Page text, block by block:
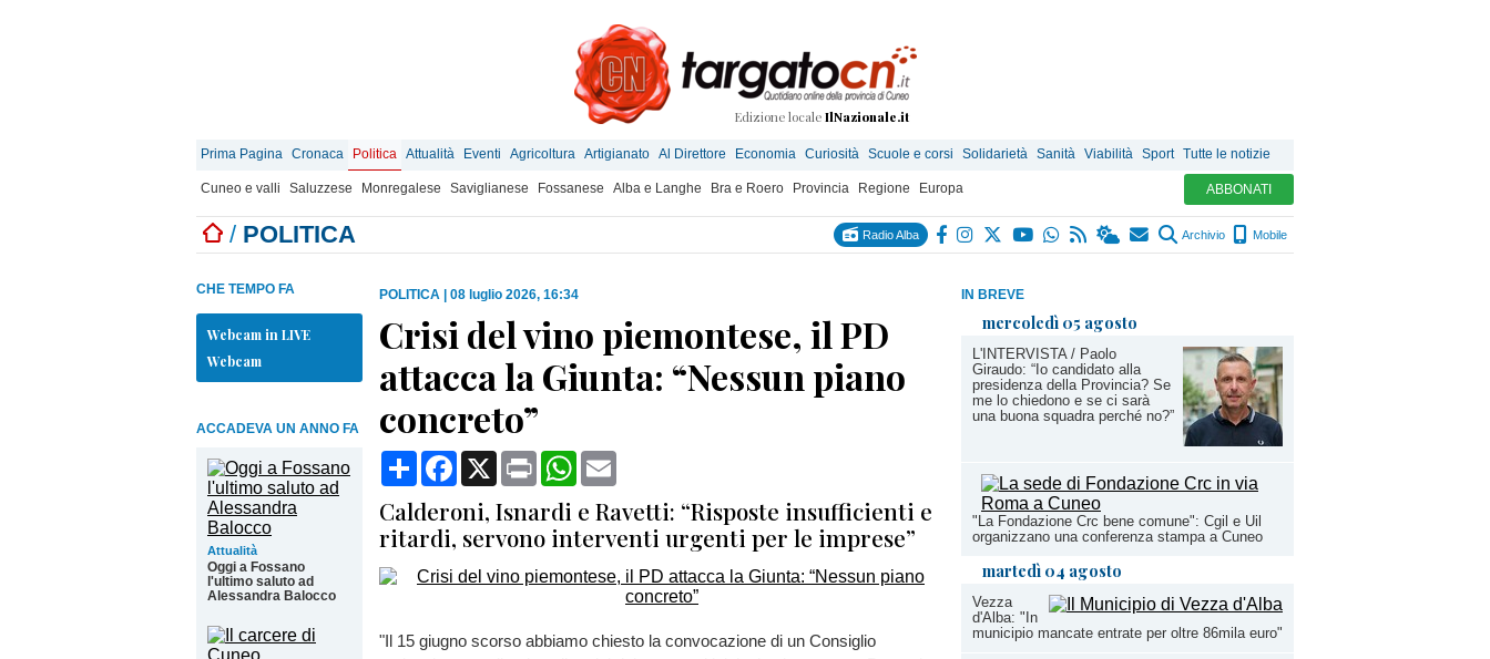
Edizione locale IlNazionale.it
Prima Pagina Cronaca Politica Attualità Eventi Agricoltura Artigianato Al Direttore Economia Curiosità Scuole e corsi Solidarietà Sanità Viabilità Sport Tutte le notizie
Cuneo e valli Saluzzese Monregalese Saviglianese Fossanese Alba e Langhe Bra e Roero Provincia Regione Europa ABBONATI
/ POLITICA Radio Alba Archivio Mobile
IN BREVE
mercoledì 05 agosto
L'INTERVISTA / Paolo
Giraudo: “Io candidato alla
presidenza della Provincia? Se
me lo chiedono e se ci sarà
una buona squadra perché no?”
"La Fondazione Crc bene comune": Cgil e Uil
organizzano una conferenza stampa a Cuneo
martedì 04 agosto
Vezza
d'Alba: "In
municipio mancate entrate per oltre 86mila euro"
CHE TEMPO FA
Webcam in LIVE
Webcam
ACCADEVA UN ANNO FA
Attualità
Oggi a Fossano
l'ultimo saluto ad
Alessandra Balocco
POLITICA 08 luglio 2026, 16:34
Crisi del vino piemontese, il PD
attacca la Giunta: “Nessun piano
concreto”
CondividiFacebook
X Print WhatsApp
Calderoni, Isnardi e Ravetti: “Risposte insufficienti e
ritardi, servono interventi urgenti per le imprese”
"Il 15 giugno scorso abbiamo chiesto la convocazione di un Consiglio